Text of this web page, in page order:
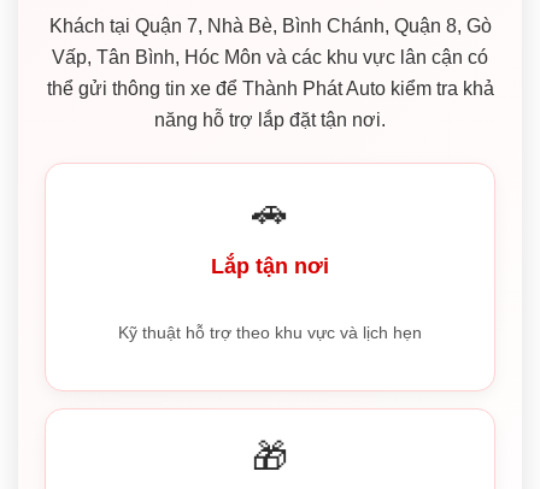
Khách tại Quận 7, Nhà Bè, Bình Chánh, Quận 8, Gò
Vấp, Tân Bình, Hóc Môn và các khu vực lân cận có
thể gửi thông tin xe để Thành Phát Auto kiểm tra khả
năng hỗ trợ lắp đặt tận nơi.
🚗
Lắp tận nơi
Kỹ thuật hỗ trợ theo khu vực và lịch hẹn
🎁